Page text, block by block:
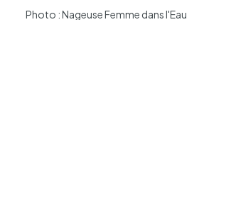
Photo : Nageuse Femme dans l'Eau